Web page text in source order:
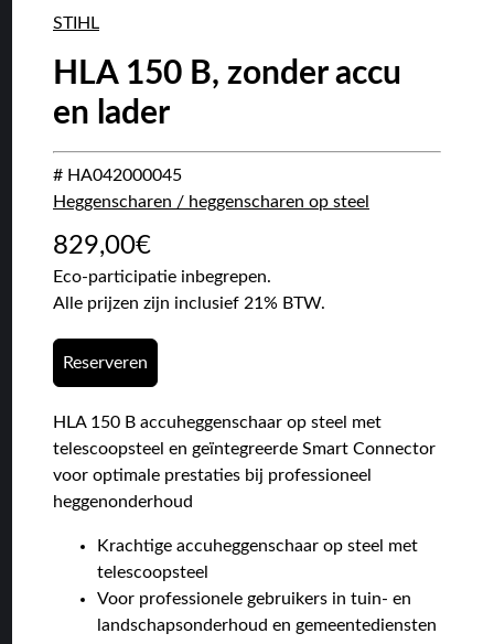
STIHL
HLA 150 B, zonder accu
en lader
# HA042000045
Heggenscharen / heggenscharen op steel
829,00€
Eco-participatie inbegrepen.
Alle prijzen zijn inclusief 21% BTW.
Reserveren
HLA 150 B accuheggenschaar op steel met
telescoopsteel en geïntegreerde Smart Connector
voor optimale prestaties bij professioneel
heggenonderhoud
Krachtige accuheggenschaar op steel met
telescoopsteel
Voor professionele gebruikers in tuin- en
landschapsonderhoud en gemeentediensten